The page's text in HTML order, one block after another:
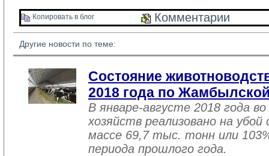
Копировать в блог Комментарии
Другие новости по теме:
Состояние
2018 года по
В январе-августе 2018 года
хозяйств реализовано на
массе 69,7 тыс. тонн или
периода прошлого года.